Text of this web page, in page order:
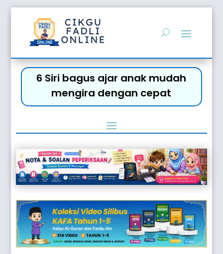
6 Siri bagus ajar anak mudah
mengira dengan cepat